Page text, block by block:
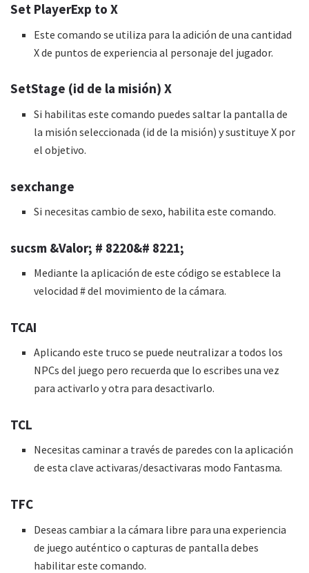
Set PlayerExp to X
Este comando se utiliza para la adición de una cantidad
X de puntos de experiencia al personaje del jugador.
SetStage (id de la misión) X
Si habilitas este comando puedes saltar la pantalla de
la misión seleccionada (id de la misión) y sustituye X por
el objetivo.
sexchange
Si necesitas cambio de sexo, habilita este comando.
sucsm &Valor; # 8220&# 8221;
Mediante la aplicación de este código se establece la
velocidad # del movimiento de la cámara.
TCAI
Aplicando este truco se puede neutralizar a todos los
NPCs del juego pero recuerda que lo escribes una vez
para activarlo y otra para desactivarlo.
TCL
Necesitas caminar a través de paredes con la aplicación
de esta clave activaras/desactivaras modo Fantasma.
TFC
Deseas cambiar a la cámara libre para una experiencia
de juego auténtico o capturas de pantalla debes
habilitar este comando.